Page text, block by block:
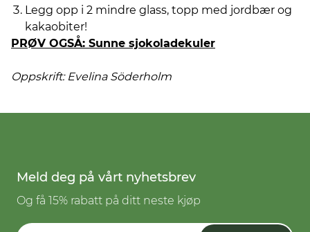
Legg opp i 2 mindre glass, topp med jordbær og
kakaobiter!
PRØV OGSÅ: Sunne sjokoladekuler
Oppskrift: Evelina Söderholm
Meld deg på vårt nyhetsbrev
Og få 15% rabatt på ditt neste kjøp